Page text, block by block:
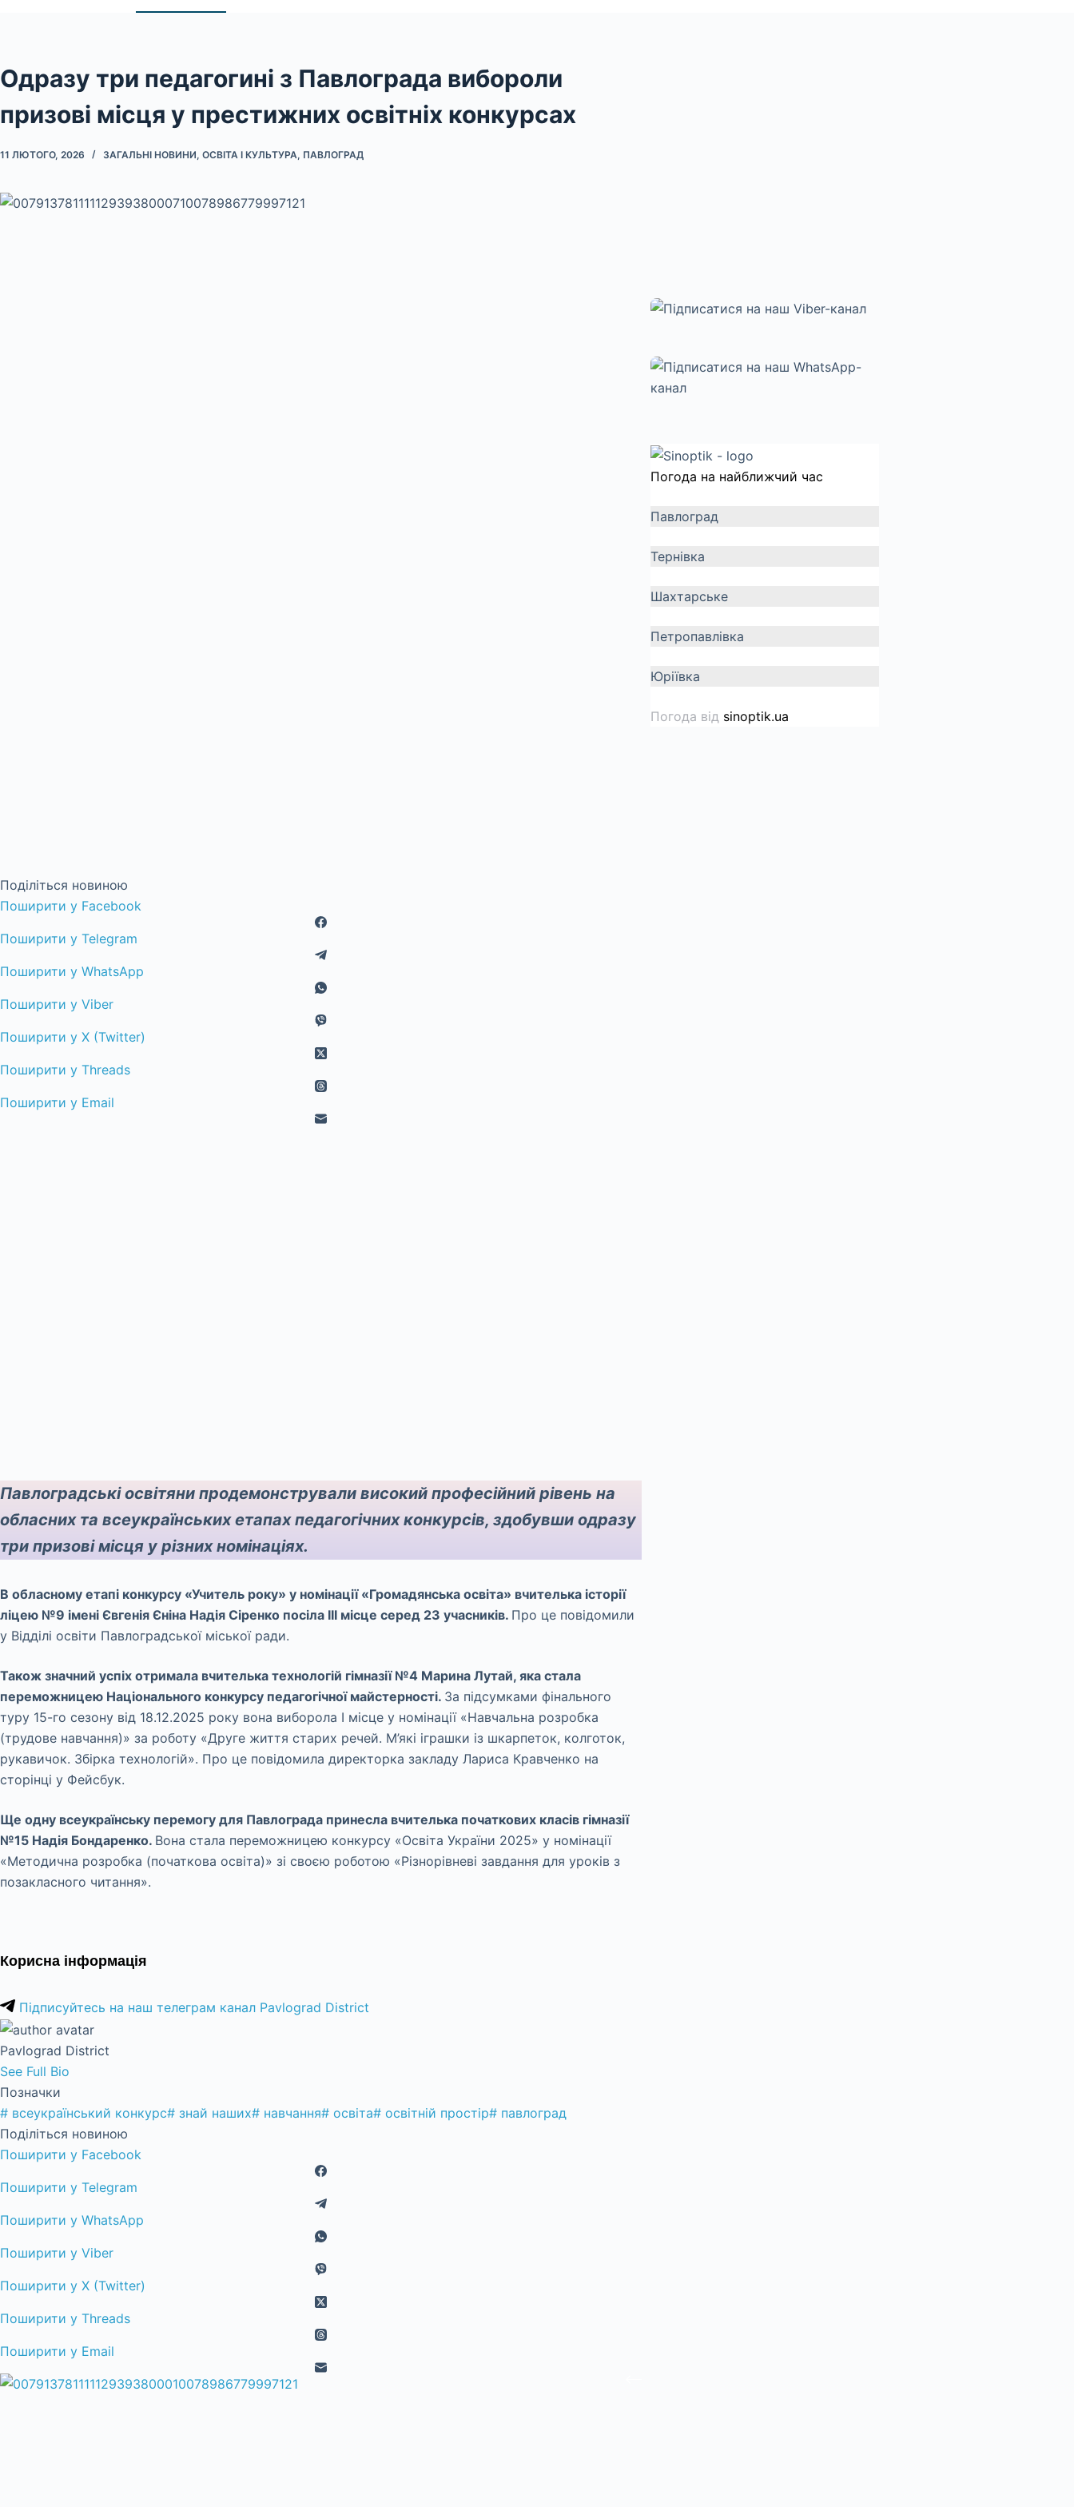
Одразу три педагогині з Павлограда вибороли
призові місця у престижних освітніх конкурсах
11 ЛЮТОГО, 2026 ЗАГАЛЬНІ НОВИНИ, ОСВІТА І КУЛЬТУРА, ПАВЛОГРАД
Поділіться новиною
Поширити у Facebook
Поширити у Telegram
Поширити у WhatsApp
Поширити у Viber
Поширити у X (Twitter)
Поширити у Threads
Поширити у Email
Павлоградські освітяни продемонстрували високий професійний рівень на
обласних та всеукраїнських етапах педагогічних конкурсів, здобувши одразу
три призові місця у різних номінаціях.
В обласному етапі конкурсу «Учитель року» у номінації «Громадянська освіта» вчителька історії
ліцею №9 імені Євгенія Єніна Надія Сіренко посіла ІІІ місце серед 23 учасників. Про це повідомили
у Відділі освіти Павлоградської міської ради.
Також значний успіх отримала вчителька технологій гімназії №4 Марина Лутай, яка стала
переможницею Національного конкурсу педагогічної майстерності. За підсумками фінального
туру 15-го сезону від 18.12.2025 року вона виборола І місце у номінації «Навчальна розробка
(трудове навчання)» за роботу «Друге життя старих речей. М’які іграшки із шкарпеток, колготок,
рукавичок. Збірка технологій». Про це повідомила директорка закладу Лариса Кравченко на
сторінці у Фейсбук.
Ще одну всеукраїнську перемогу для Павлограда принесла вчителька початкових класів гімназії
№15 Надія Бондаренко. Вона стала переможницею конкурсу «Освіта України 2025» у номінації
«Методична розробка (початкова освіта)» зі своєю роботою «Різнорівневі завдання для уроків з
позакласного читання».
Корисна інформація
Підписуйтесь на наш телеграм канал Pavlograd District
Pavlograd District
See Full Bio
Позначки
# всеукраїнський конкурс# знай наших# навчання# освіта# освітній простір# павлоград
Поділіться новиною
Поширити у Facebook
Поширити у Telegram
Поширити у WhatsApp
Поширити у Viber
Поширити у X (Twitter)
Поширити у Threads
Поширити у Email
Погода на найближчий час
Павлоград
Тернівка
Шахтарське
Петропавлівка
Юріївка
Погода від sinoptik.ua